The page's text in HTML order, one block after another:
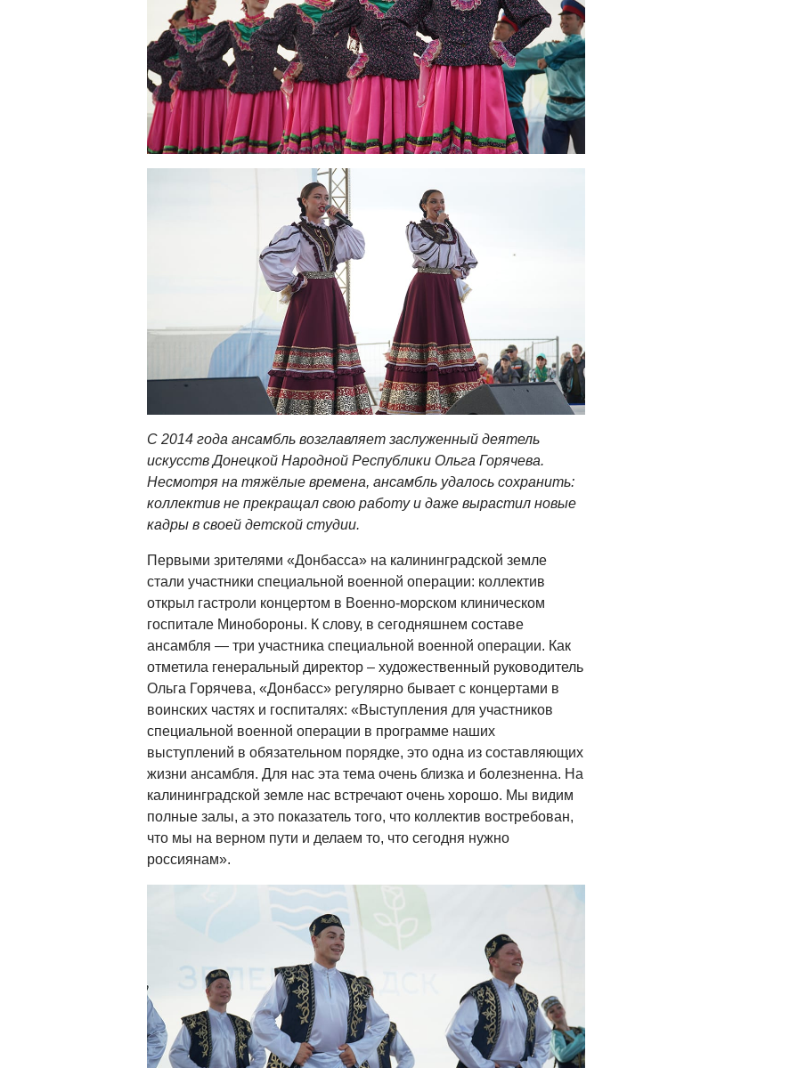
С 2014 года ансамбль возглавляет заслуженный деятель
искусств Донецкой Народной Республики Ольга Горячева.
Несмотря на тяжёлые времена, ансамбль удалось сохранить:
коллектив не прекращал свою работу и даже вырастил новые
кадры в своей детской студии.
Первыми зрителями «Донбасса» на калининградской земле
стали участники специальной военной операции: коллектив
открыл гастроли концертом в Военно-морском клиническом
госпитале Минобороны. К слову, в сегодняшнем составе
ансамбля — три участника специальной военной операции. Как
отметила генеральный директор – художественный руководитель
Ольга Горячева, «Донбасс» регулярно бывает с концертами в
воинских частях и госпиталях: «Выступления для участников
специальной военной операции в программе наших
выступлений в обязательном порядке, это одна из составляющих
жизни ансамбля. Для нас эта тема очень близка и болезненна. На
калининградской земле нас встречают очень хорошо. Мы видим
полные залы, а это показатель того, что коллектив востребован,
что мы на верном пути и делаем то, что сегодня нужно
россиянам».